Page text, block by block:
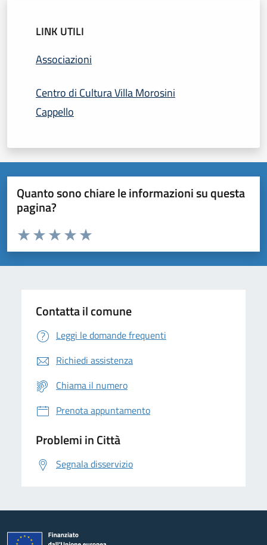
LINK UTILI
Associazioni
Centro di Cultura Villa Morosini
Cappello
Quanto sono chiare le informazioni su questa
pagina?
Domanda
Valuta da 1 a 5 stelle la pagina
Valuta 5 stelle su 5
Valuta 4 stelle su 5
Valuta 3 stelle su 5
Valuta 2 stelle su 5
Valuta 1 stelle su 5
Contatta il comune
Leggi le domande frequenti
Richiedi assistenza
Chiama il numero
Prenota appuntamento
Problemi in Città
Segnala disservizio